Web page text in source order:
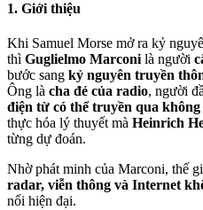
1. Giới thiệu
Khi Samuel Morse mở ra kỷ
thì Guglielmo Marconilà người
bước sang kỷ nguyên truyền
Ông là cha đẻ của radio, người
điện từ có thể truyền qua
thực hóa lý thuyết mà Heinrich
từng dự đoán.
Nhờ phát minh của Marconi, thế
radar, viễn thông và Internet
nối hiện đại.